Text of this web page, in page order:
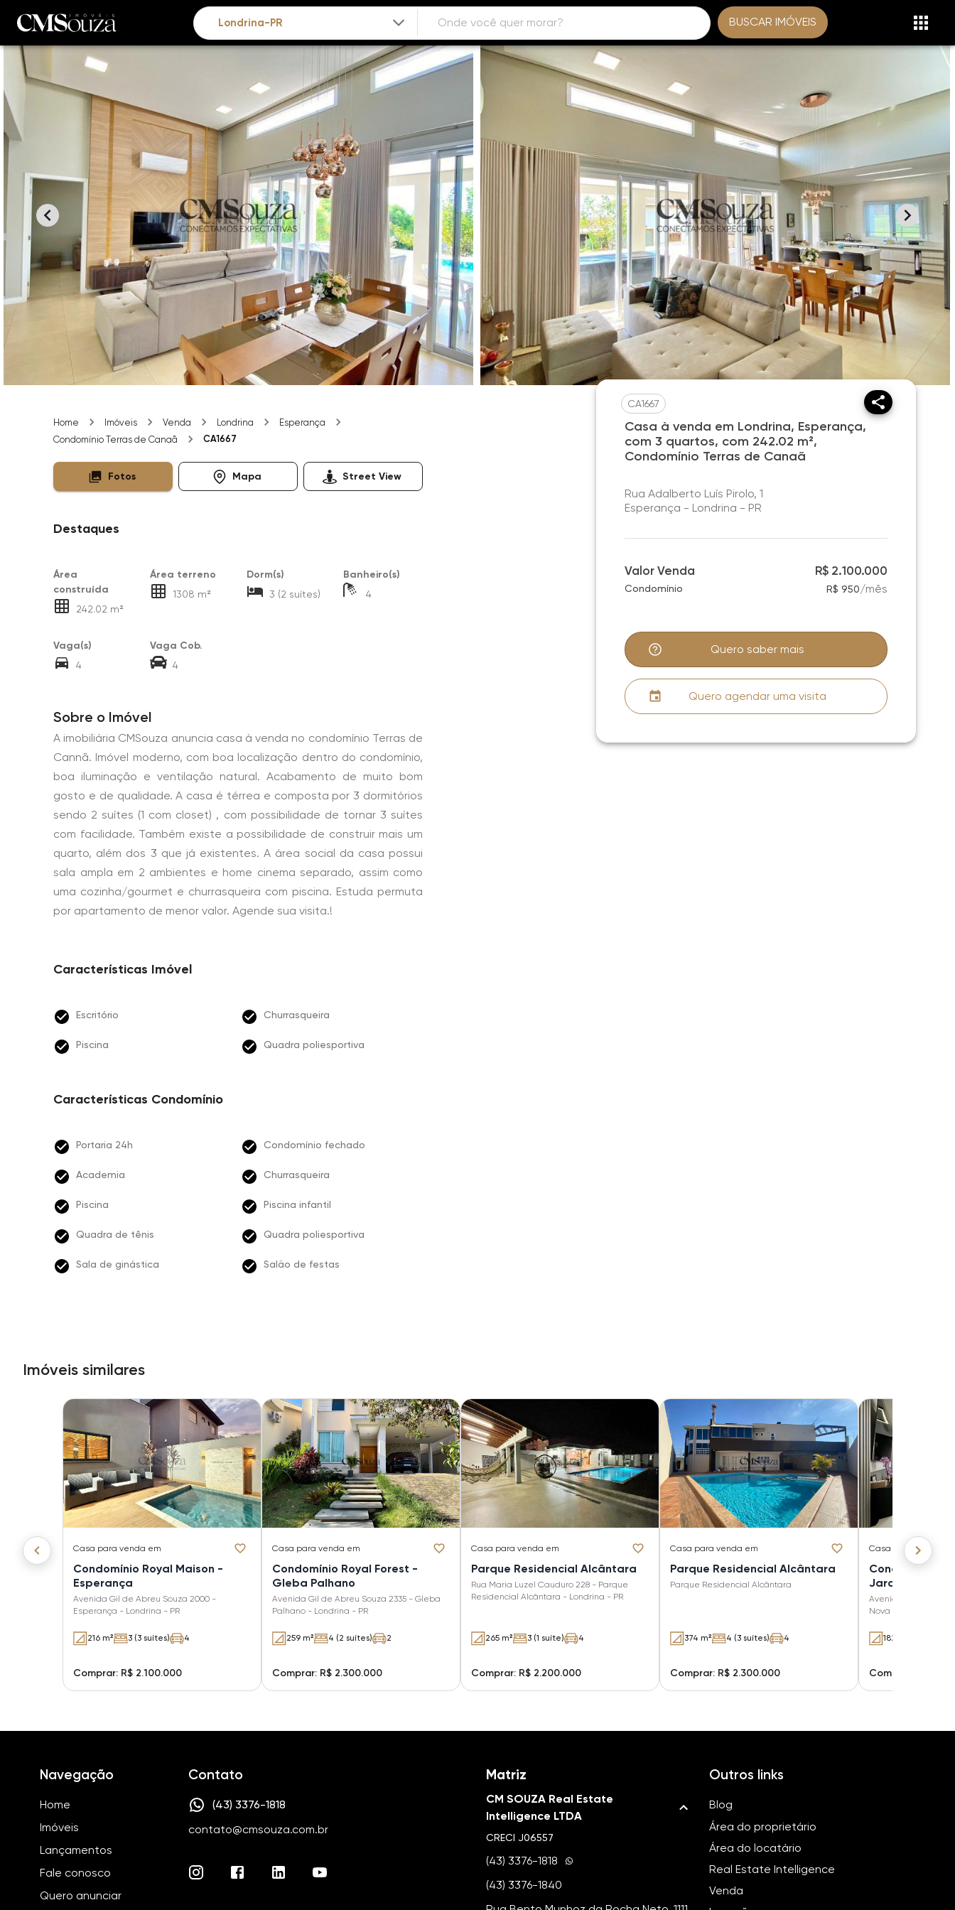
BUSCAR IMÓVEIS
Home Imóveis Venda Londrina
Esperança
Condomínio Terras de Canaã
CA1667
Fotos Mapa Street View
Destaques
Área
construída
242.02 m²
Área terreno
1308 m²
Dorm(s)
3 (2 suítes)
Banheiro(s)
4
Vaga(s)
4
Vaga Cob.
4
Sobre o Imóvel
A imobiliária CMSouza anuncia casa à venda no condomínio Terras de
Cannã. Imóvel moderno, com boa localização dentro do condomínio,
boa iluminação e ventilação natural. Acabamento de muito bom
gosto e de qualidade. A casa é térrea e composta por 3 dormitórios
sendo 2 suítes (1 com closet) , com possibilidade de tornar 3 suítes
com facilidade. Também existe a possibilidade de construir mais um
quarto, além dos 3 que já existentes. A área social da casa possui
sala ampla em 2 ambientes e home cinema separado, assim como
uma cozinha/gourmet e churrasqueira com piscina. Estuda permuta
por apartamento de menor valor. Agende sua visita.!
Características Imóvel
Escritório Churrasqueira
Piscina Quadra poliesportiva
Características Condomínio
Portaria 24h Condomínio fechado
Academia Churrasqueira
Piscina Piscina infantil
Quadra de tênis Quadra poliesportiva
Sala de ginástica Salão de festas
CA1667
Casa à venda em Londrina, Esperança,
com 3 quartos, com 242.02 m²,
Condomínio Terras de Canaã
Rua Adalberto Luís Pirolo, 1
Esperança - Londrina - PR
Valor Venda R$ 2.100.000
Condomínio R$ 950/mês
Quero saber mais
Quero agendar uma visita
Imóveis similares
Casa para venda em
Condomínio Royal Maison -
Esperança
Avenida Gil de Abreu Souza 2000 -
Esperança - Londrina - PR
216 m² 3 (3 suítes) 4
Comprar: R$ 2.100.000
Casa para venda em
Condomínio Royal Forest -
Gleba Palhano
Avenida Gil de Abreu Souza 2335 - Gleba
Palhano - Londrina - PR
259 m² 4 (2 suítes) 2
Comprar: R$ 2.300.000
Casa para venda em
Parque Residencial Alcântara
Rua Maria Luzel Cauduro 228 - Parque
Residencial Alcântara - Londrina - PR
265 m² 3 (1 suíte) 4
Comprar: R$ 2.200.000
Casa para venda em
Parque Residencial Alcântara
Parque Residencial Alcântara
374 m² 4 (3 suítes) 4
Comprar: R$ 2.300.000
Casa para venda
Condomínio
Jardim Nova
Avenida Gil de
Nova Esperança -
182 m²
Comprar: R$
Navegação
Home
Imóveis
Lançamentos
Fale conosco
Quero anunciar
Contato
(43) 3376-1818
contato@cmsouza.com.br
Matriz
CM SOUZA Real Estate
Intelligence LTDA
CRECI J06557
(43) 3376-1818
(43) 3376-1840
Outros links
Blog
Área do proprietário
Área do locatário
Real Estate Intelligence
Venda